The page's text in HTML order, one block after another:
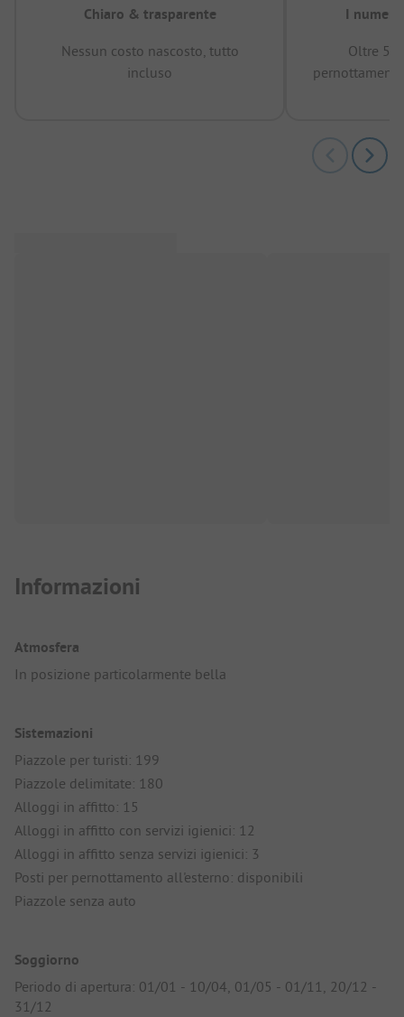
Chiaro & trasparente
Nessun costo nascosto, tutto
incluso
I numeri
Oltre
Informazioni
Atmosfera
In posizione particolarmente bella
Sistemazioni
Piazzole per turisti: 199
Piazzole delimitate: 180
Alloggi in affitto: 15
Alloggi in affitto con servizi igienici: 12
Alloggi in affitto senza servizi igienici: 3
Posti per pernottamento all'esterno: disponibili
Piazzole senza auto
Soggiorno
Periodo di apertura: 01/01 - 10/04, 01/05 - 01/11, 20/12 -
31/12